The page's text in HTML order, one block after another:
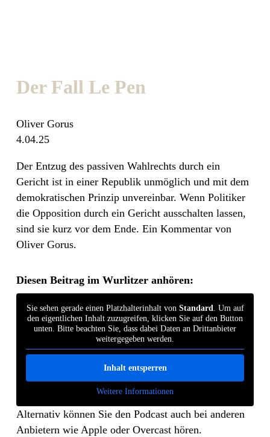
Der Fall Le Pen
Oliver Gorus
4.04.25
Der Entzug des passiven Wahlrechts durch ein
Gericht ist in einer Republik unmöglich und mit dem
demokratischen Prinzip unvereinbar. Wenn Politiker
die Opposition durch ein Gericht ausschalten lassen,
sind sie kurz vor dem Ende. Ein Kommentar von
Oliver Gorus.
Diesen Beitrag im Wurlitzer anhören:
Sie sehen gerade einen Platzhalterinhalt von Standard. Um auf
den eigentlichen Inhalt zuzugreifen, klicken Sie auf den Button
unten. Bitte beachten Sie, dass dabei Daten an Drittanbieter
weitergegeben werden.
Inhalt entsperren
Weitere Informationen
Alternativ können Sie den Podcast auch bei anderen
Anbietern wie Apple oder Overcast hören.